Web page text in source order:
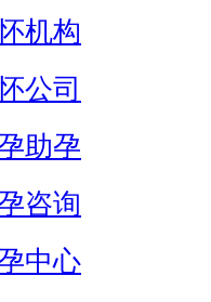
机构
公司
助孕
咨询
中心